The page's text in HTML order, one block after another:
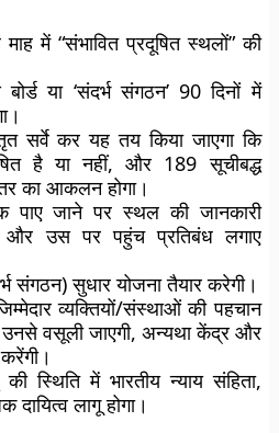
में “संभावित प्रदूषित स्थलों” की
या ‘संदर्भ संगठन’ 90 दिनों में
सर्वे कर यह तय किया जाएगा कि
है या नहीं, और 189 सूचीबद्ध
का आकलन होगा।
पाए जाने पर स्थल की जानकारी
और उस पर पहुंच प्रतिबंध लगाए
संगठन) सुधार योजना तैयार करेगी।
व्यक्तियों/संस्थाओं की पहचान
वसूली जाएगी, अन्यथा केंद्र और
की स्थिति में भारतीय न्याय संहिता,
लागू होगा।